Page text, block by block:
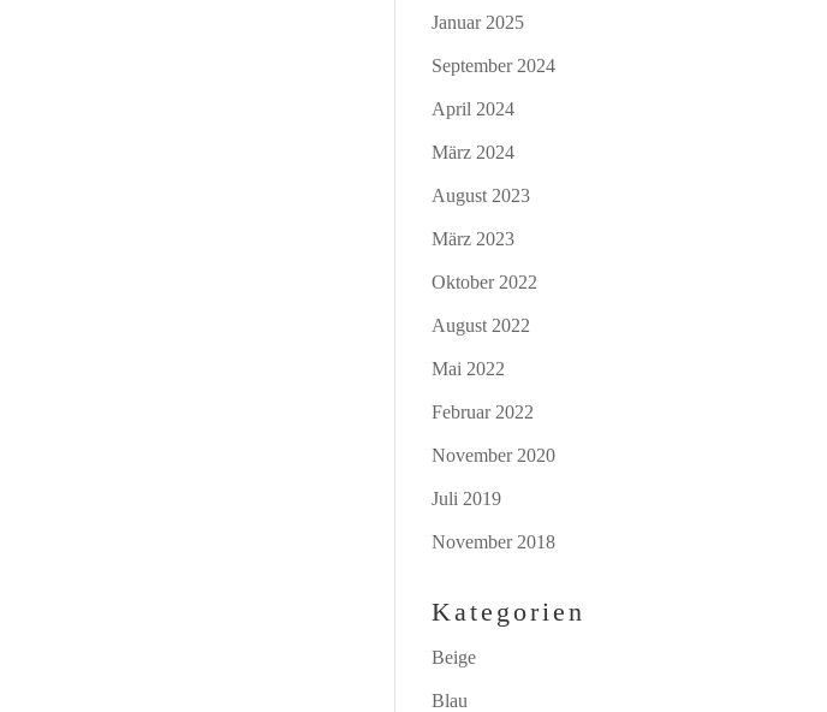
Januar 2025
September 2024
April 2024
März 2024
August 2023
März 2023
Oktober 2022
August 2022
Mai 2022
Februar 2022
November 2020
Juli 2019
November 2018
Kategorien
Beige
Blau